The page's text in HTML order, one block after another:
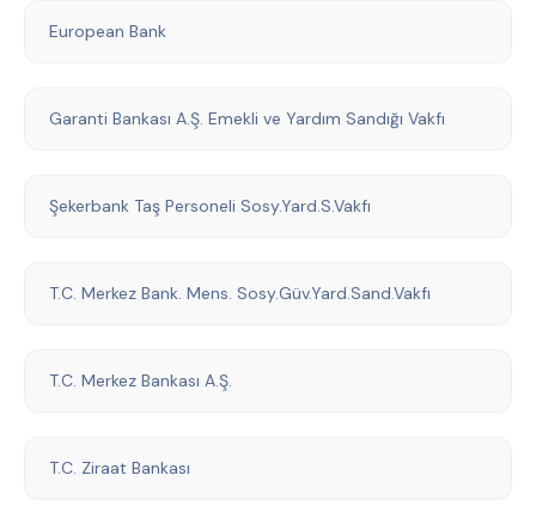
European Bank
Garanti Bankası A.Ş. Emekli ve Yardım Sandığı Vakfı
Şekerbank Taş Personeli Sosy.Yard.S.Vakfı
T.C. Merkez Bank. Mens. Sosy.Güv.Yard.Sand.Vakfı
T.C. Merkez Bankası A.Ş.
T.C. Ziraat Bankası